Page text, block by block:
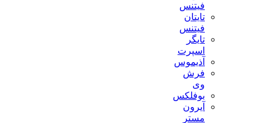
فیتنس
تایتان
فیتنس
تایگر
اسپرت
آذیموس
فرش
بوفلکس
آیرون